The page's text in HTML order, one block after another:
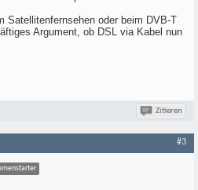
Satellitenfernsehen oder beim DVB-T
Argument, ob DSL via Kabel nun
Zitieren
#3